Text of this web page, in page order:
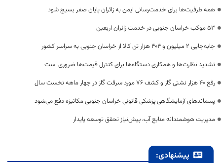
همه ظرفیت‌ها برای خدمت‌رسانی ایمن به زائران پایان صفر بسیج شود
53 موکب خراسان جنوبی در خدمت زائران اربعین
جابه‌جایی 2 میلیون و 404 هزار تن کالا از خراسان جنوبی به سراسر کشور
تشدید نظارت‌ها و همکاری دستگاه‌ها برای کنترل قیمت‌ها ضروری است
رفع 40 هزار نشتی گاز و کشف 76 مورد سرقت گاز در چهار ماهه نخست سال
پسماندهای آزمایشگاهی پزشکی قانونی خراسان جنوبی مکانیزه دفع می‌شود
مدیریت هوشمندانه منابع آب، پیش‌نیاز تحقق توسعه پایدار
پیشنهادی: